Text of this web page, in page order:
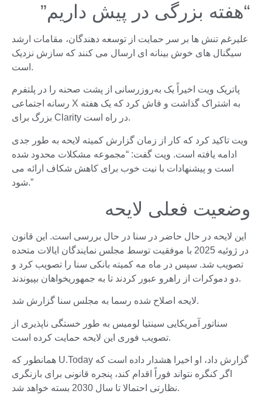
“هفته بزرگی در پیش داریم”
علیرغم تنش ها بر سر حمایت از توسعه دهندگان، مقامات ارشد
سیگنال های خوش بینانه ای ارسال می کنند که سازش نزدیک
است.
پاتریک ویت اخیراً یک به‌روزرسانی از پشت صحنه را در پلتفرم
رسانه اجتماعی X به اشتراک گذاشت و فاش کرد که یک هفته
بزرگ برای Clarity در راه است.
ویت تاکید کرد که کار از زمان گزارش کمیته لایحه به طور جدی
ادامه یافته است. ویت گفت: “مجموعه مشکلات محدود شده
است و پیشنهادات با نیت خوب برای کاهش شکاف ارائه می
شود.”
وضعیت فعلی لایحه
این لایحه در حال حاضر در سنا در حال بررسی است. این قانون
در ژوئیه 2025 با موفقیت توسط مجلس نمایندگان ایالات متحده
تصویب شد. سپس در ماه مه کمیته بانکی سنا را تصویب کرد و
دو دموکرات از راهرو عبور کردند تا به جمهوریخواهان بپیوندند.
لایحه اصلاح شده رسما به مجلس سنا گزارش شد.
سناتور آمریکایی سینتیا لومیس به طور خستگی ناپذیری از
تصویب فوری این لایحه حمایت کرده است.
همانطور که U.Today گزارش داد، او اخیرا هشدار داده است که
اگر کنگره نتواند فوراً اقدام کند، پنجره قانونی برای بازنگری
نظارتی احتمالا تا سال 2030 بسته خواهد شد.